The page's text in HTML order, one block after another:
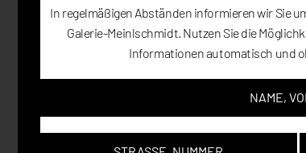
BLAUES SCHAF
KategorieAndrea Langensiepen (Malerei)
In regelmäßigen Abständen informieren wir Sie
Galerie-Meinlschmidt. Nutzen Sie die
Informationen automatisch und